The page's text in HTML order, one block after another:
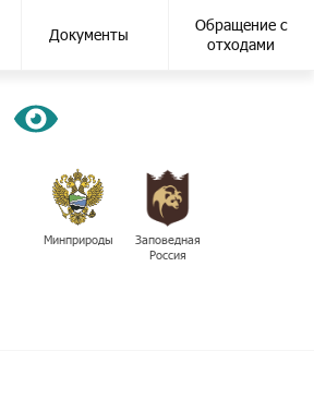
Заповедная
Россия
Минприроды
Документы
Обращение с
отходами